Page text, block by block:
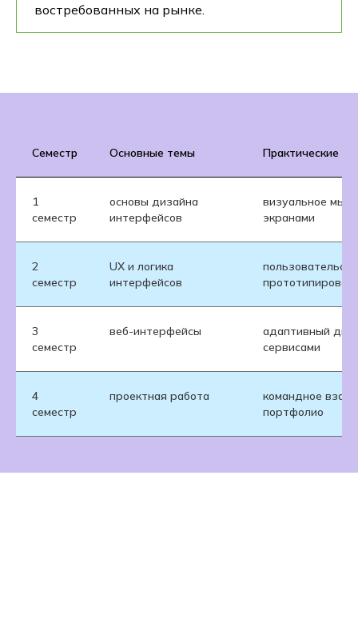
востребованных на рынке.
Семестр Основные темы Практические
1
семестр
основы дизайна
интерфейсов
визуальное
экранами
2
семестр
UX и логика
интерфейсов
3
семестр
веб-интерфейсы
адаптивный
сервисами
4
семестр
проектная работа
командное
портфолио